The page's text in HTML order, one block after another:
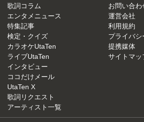
歌詞コラム
エンタメニュース
特集記事
検定・クイズ
カラオケUtaTen
ライブUtaTen
インタビュー
ココだけメール
UtaTen X
歌詞リクエスト
アーティスト一覧
お問い合わ
運営会社
利用規約
プライバシ
提携媒体
サイトマッ